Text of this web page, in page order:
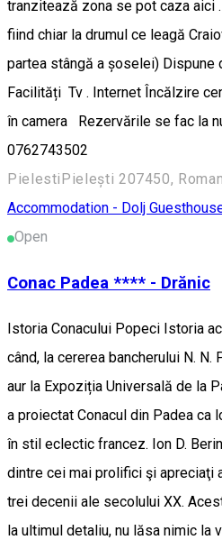
tranzitează zona se pot caza aici
fiind chiar la drumul ce leagă
partea stângă a șoselei) Dispune
Facilități Tv . Internet Încălzire
în camera Rezervările se fac la
0762743502
PielestiPielești 207450,
Accommodation - Dolj
Open
Conac Padea **** - Drănic
Istoria Conacului Popeci Istoria
când, la cererea bancherului N. N.
aur la Expoziția Universală de la
a proiectat Conacul din Padea ca
în stil eclectic francez. Ion D.
dintre cei mai prolifici şi apreciaţi
trei decenii ale secolului XX.
la ultimul detaliu, nu lăsa nimic la